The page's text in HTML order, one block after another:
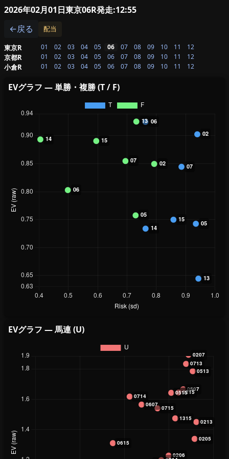
2026年02月01日東京06R発走:12:55
←戻る
配当
東京R 01 02 03 04 05 06 07 08 09 10 11 12
京都R 01 02 03 04 05 06 07 08 09 10 11 12
小倉R 01 02 03 04 05 06 07 08 09 10 11 12
EVグラフ — 単勝・複勝 (T / F)
EVグラフ — 馬連 (U)